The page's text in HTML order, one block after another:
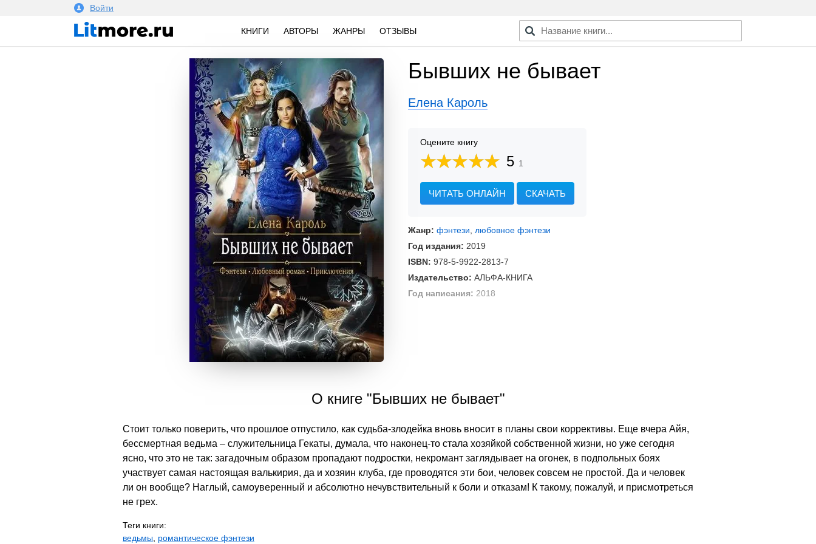
Войти
КНИГИ АВТОРЫ ЖАНРЫ ОТЗЫВЫ
Бывших не бывает
Елена Кароль
Оцените книгу
5 1
ЧИТАТЬ ОНЛАЙН СКАЧАТЬ
Жанр: фэнтези
любовное фэнтези
Год издания: 2019
ISBN: 978-5-9922-2813-7
Издательство: АЛЬФА-КНИГА
Год написания: 2018
О книге "Бывших не бывает"
Стоит только поверить, что прошлое отпустило, как судьба-злодейка вновь вносит в планы свои коррективы. Еще вчера Айя,
бессмертная ведьма – служительница Гекаты, думала, что наконец-то стала хозяйкой собственной жизни, но уже сегодня
ясно, что это не так: загадочным образом пропадают подростки, некромант заглядывает на огонек, в подпольных боях
участвует самая настоящая валькирия, да и хозяин клуба, где проводятся эти бои, человек совсем не простой. Да и человек
ли он вообще? Наглый, самоуверенный и абсолютно нечувствительный к боли и отказам! К такому, пожалуй, и присмотреться
не грех.
Теги книги:
ведьмы романтическое фэнтези